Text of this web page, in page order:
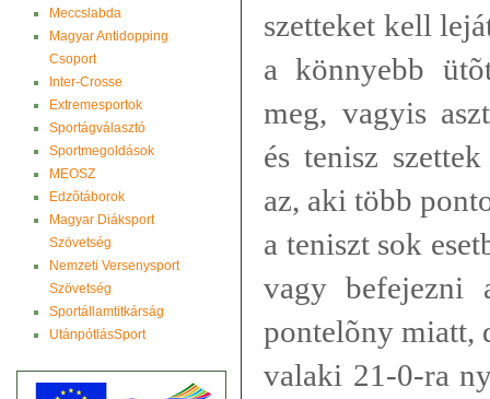
Meccslabda
Magyar Antidopping
Csoport
Inter-Crosse
Extremesportok
Sportágválasztó
Sportmegoldások
MEOSZ
Edzõtáborok
Magyar Diáksport
Szövetség
Nemzeti Versenysport
Szövetség
Sportállamtitkárság
UtánpótlásSport
szetteket kell
a könnyebb
meg, vagyis
és tenisz
az, aki több
a teniszt sok
vagy befejezni
pontelõny miatt,
valaki 21-0-ra